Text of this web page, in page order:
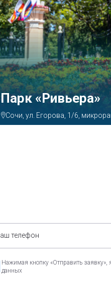
Аквапарк
Сочи, ул. Декабристов, 78б
Нажимая кнопку «Отправить заявку»,
данных